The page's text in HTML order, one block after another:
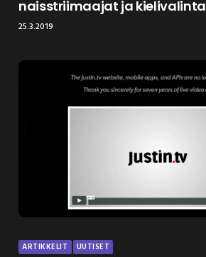
naisstriimaajat ja kielivalinta
25.3.2019
ARTIKKELIT UUTISET